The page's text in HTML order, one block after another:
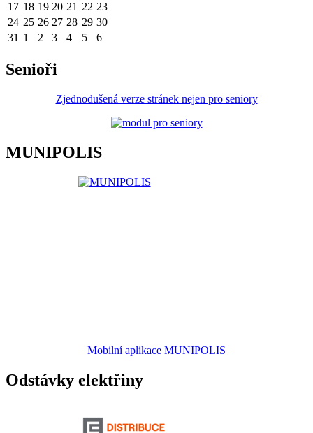
17 18 19 20 21 22 23
24 25 26 27 28 29 30
31 1 2 3 4 5 6
Senioři
Zjednodušená verze stránek nejen pro seniory
MUNIPOLIS
Mobilní aplikace MUNIPOLIS
Odstávky elektřiny